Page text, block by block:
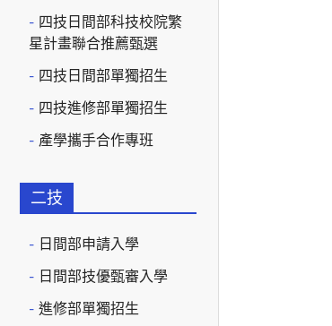
四技日間部科技校院繁
星計畫聯合推薦甄選
四技日間部單獨招生
四技進修部單獨招生
產學攜手合作專班
二技
日間部申請入學
日間部技優甄審入學
進修部單獨招生